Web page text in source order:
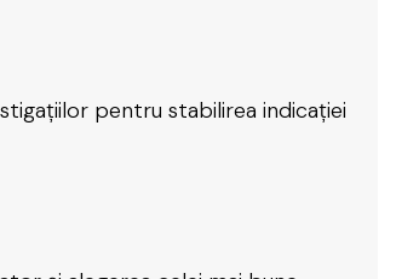
pentru stabilirea indicației